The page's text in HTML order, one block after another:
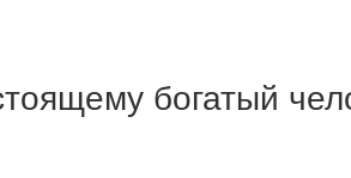
богатый